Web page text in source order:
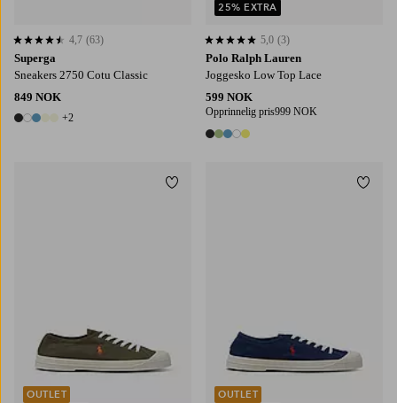
Superga
Sneakers 2750 Cotu Classic
849 NOK
7 farger
+2
4,7 basert på 63 karaktergivninger
4,7 (63)
Polo Ralph Lauren
Joggesko Low Top Lace
599 NOK
Opprinnelig pris999 NOK
5 farger
5,0 basert på 3 karaktergivninger
5,0 (3)
25% EXTRA
OUTLET
Legg til favoritter
OUTLET